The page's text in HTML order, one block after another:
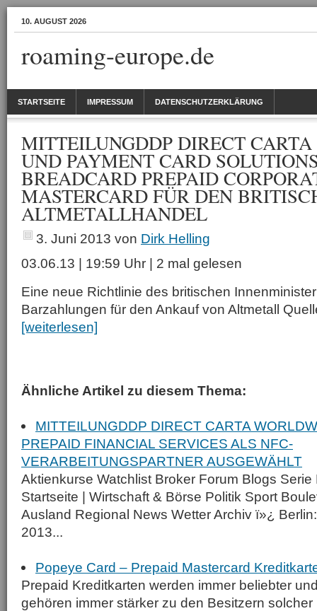
10. AUGUST 2026
roaming-europe.de
STARTSEITE IMPRESSUM DATENSCHUTZERKLÄRUNG
MITTEILUNGDDP DIRECT
UND PAYMENT CARD
BREADCARD PREPAID
MASTERCARD FÜR DEN
ALTMETALLHANDEL
3. Juni 2013 von Dirk Helling
03.06.13 | 19:59 Uhr | 2 mal gelesen
Eine neue Richtlinie des britischen
Barzahlungen für den Ankauf von Altmetall
[weiterlesen]
Ähnliche Artikel zu diesem Thema:
MITTEILUNGDDP DIRECT CARTA
PREPAID FINANCIAL SERVICES ALS NFC-
VERARBEITUNGSPARTNER AUSGEWÄHLT
Aktienkurse Watchlist Broker Forum Blogs
Startseite | Wirtschaft & Börse Politik Sport
Ausland Regional News Wetter Archiv ï»¿
2013...
Popeye Card – Prepaid Mastercard
Prepaid Kreditkarten werden immer beliebter
gehören immer stärker zu den Besitzern